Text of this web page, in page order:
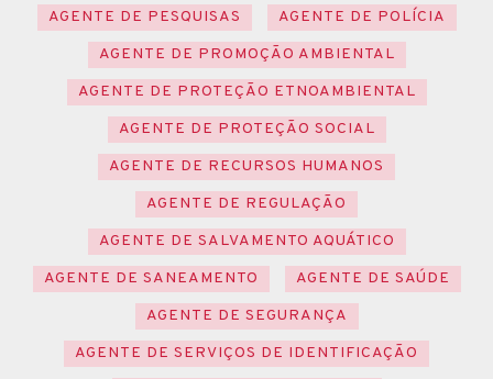
AGENTE DE PESQUISAS
AGENTE DE POLÍCIA
AGENTE DE PROMOÇÃO AMBIENTAL
AGENTE DE PROTEÇÃO ETNOAMBIENTAL
AGENTE DE PROTEÇÃO SOCIAL
AGENTE DE RECURSOS HUMANOS
AGENTE DE REGULAÇÃO
AGENTE DE SALVAMENTO AQUÁTICO
AGENTE DE SANEAMENTO
AGENTE DE SAÚDE
AGENTE DE SEGURANÇA
AGENTE DE SERVIÇOS DE IDENTIFICAÇÃO